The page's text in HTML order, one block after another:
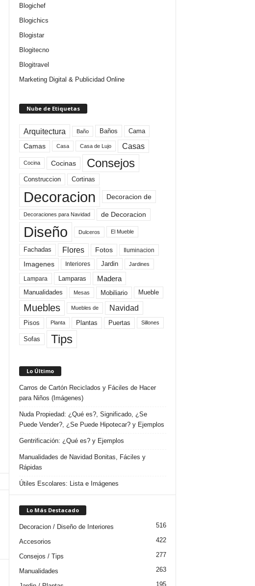
Blogichef
Blogichics
Blogistar
Blogitecno
Blogitravel
Marketing Digital & Publicidad Online
Nube de Etiquetas
Arquitectura Baño Baños Cama
Camas Casa Casa de Lujo Casas
Cocina Cocinas Consejos
Construccion Cortinas
Decoracion Decoracion de
Decoraciones para Navidad de Decoracion
Diseño Dulceros El Mueble
Fachadas Flores Fotos Iluminacion
Imagenes Interiores Jardin Jardines
Lampara Lamparas Madera
Manualidades Mesas Mobiliario Mueble
Muebles Muebles de Navidad
Pisos Planta Plantas Puertas Sillones
Sofas Tips
Lo Último
Carros de Cartón Reciclados y Fáciles de Hacer
para Niños (Imágenes)
Nuda Propiedad: ¿Qué es?, Significado, ¿Se
Puede Vender?, ¿Se Puede Hipotecar? y Ejemplos
Gentrificación: ¿Qué es? y Ejemplos
Manualidades de Navidad Bonitas, Fáciles y
Rápidas
Útiles Escolares: Lista e Imágenes
Lo Más Destacado
Decoracion / Diseño de Interiores 516
Accesorios 422
Consejos / Tips 277
Manualidades 263
195